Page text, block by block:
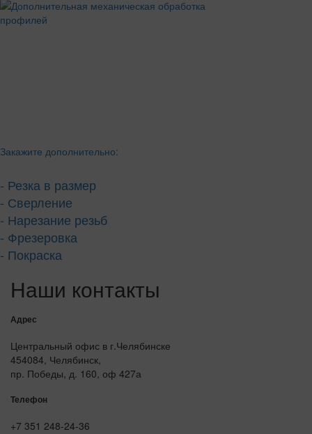
Закажите дополнительно:
- Резка в размер
- Сверление
- Нарезание резьб
- Фрезеровка
- Покраска
Наши контакты
Адрес
Центральный офис в г.Челябинске
454084, Челябинск,
пр. Победы, д. 160, оф 427а
Телефон
+7 351 248-24-36